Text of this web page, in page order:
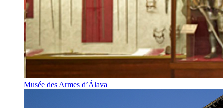
Musée des Armes d’Álava